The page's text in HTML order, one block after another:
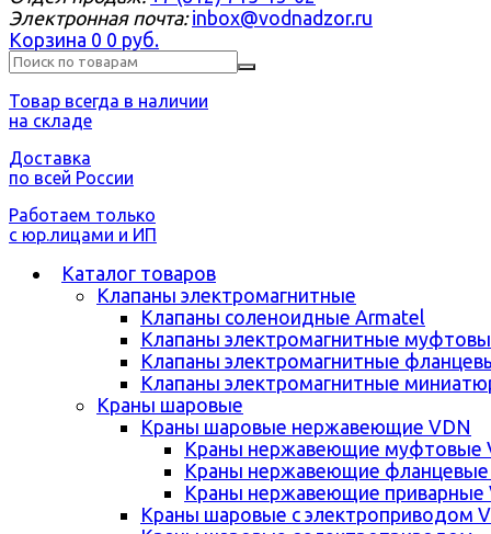
Электронная почта: inbox@vodnadzor.ru
Корзина 0 0 руб.
Товар всегда в наличии
на складе
Доставка
по всей России
Работаем только
с юр.лицами и ИП
Каталог товаров
Клапаны электромагнитные
Клапаны соленоидные Armatel
Клапаны электромагнитные
Клапаны электромагнитные
Клапаны электромагнитные
Краны шаровые
Краны шаровые нержавеющие VDN
Краны нержавеющие муфтовые
Краны нержавеющие фланцевые
Краны нержавеющие приварные
Краны шаровые с электроприводом